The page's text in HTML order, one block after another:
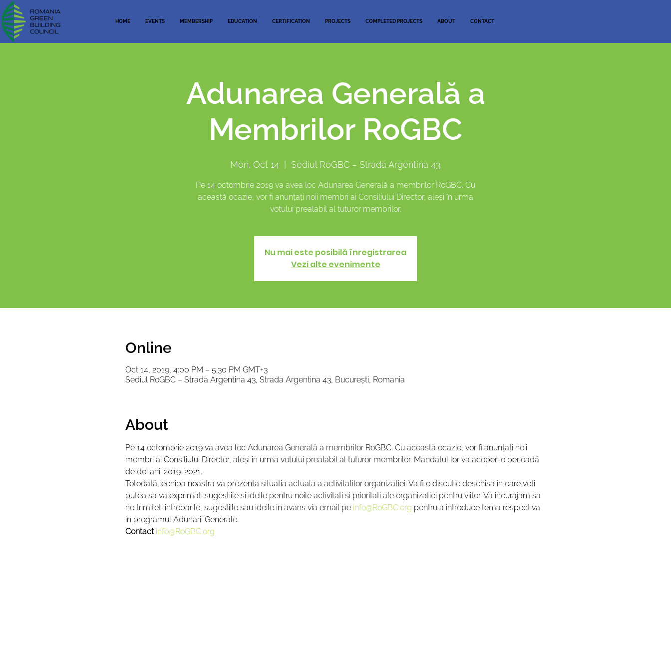
HOME EVENTS MEMBERSHIP EDUCATION CERTIFICATION PROJECTS COMPLETED PROJECTS ABOUT CONTACT
Adunarea Generală a
Membrilor RoGBC
Mon, Oct 14 Sediul RoGBC – Strada Argentina 43
Pe 14 octombrie 2019 va avea loc Adunarea Generală a membrilor RoGBC. Cu
această ocazie, vor fi anunțați noii membri ai Consiliului Director, aleși în urma
votului prealabil al tuturor membrilor.
Nu mai este posibilă înregistrarea
Vezi alte evenimente
Online
Oct 14, 2019, 4:00 PM – 5:30 PM GMT+3
Sediul RoGBC – Strada Argentina 43, Strada Argentina 43, București, Romania
About
Pe 14 octombrie 2019 va avea loc Adunarea Generală a membrilor RoGBC. Cu această ocazie, vor fi anunțați noii
membri ai Consiliului Director, aleși în urma votului prealabil al tuturor membrilor. Mandatul lor va acoperi o perioadă
de doi ani: 2019-2021.
Totodată, echipa noastra va prezenta situatia actuala a activitatilor organizatiei. Va fi o discutie deschisa in care veti
putea sa va exprimati sugestiile si ideile pentru noile activitati si prioritati ale organizatiei pentru viitor. Va incurajam sa
ne trimiteti intrebarile, sugestiile sau ideile in avans via email pe info@RoGBC.org pentru a introduce tema respectiva
in programul Adunarii Generale.
Contact info@RoGBC.org